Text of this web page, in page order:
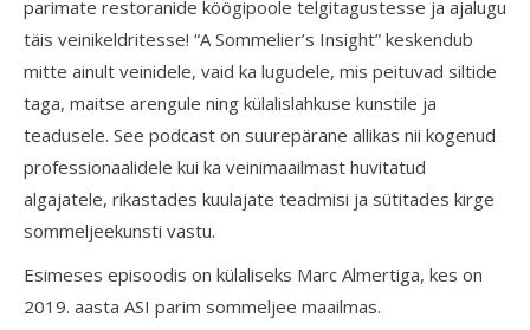
parimate restoranide köögipoole telgitagustesse ja ajalugu
täis veinikeldritesse! “A Sommelier’s Insight” keskendub
mitte ainult veinidele, vaid ka lugudele, mis peituvad siltide
taga, maitse arengule ning külalislahkuse kunstile ja
teadusele. See podcast on suurepärane allikas nii kogenud
professionaalidele kui ka veinimaailmast huvitatud
algajatele, rikastades kuulajate teadmisi ja sütitades kirge
sommeljeekunsti vastu.
Esimeses episoodis on külaliseks Marc Almertiga, kes on
2019. aasta ASI parim sommeljee maailmas.